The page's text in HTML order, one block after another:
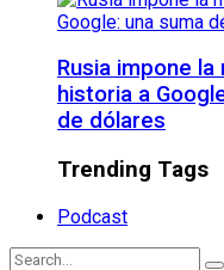
Rusia impone
historia a
de dólares
Trending Tags
Podcast